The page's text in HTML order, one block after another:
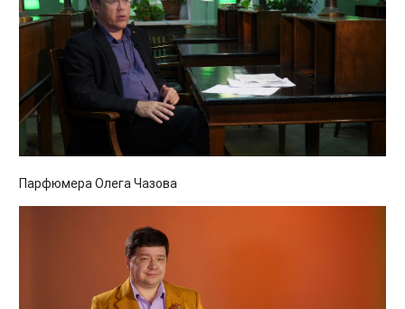
Парфюмера Олега Чазова